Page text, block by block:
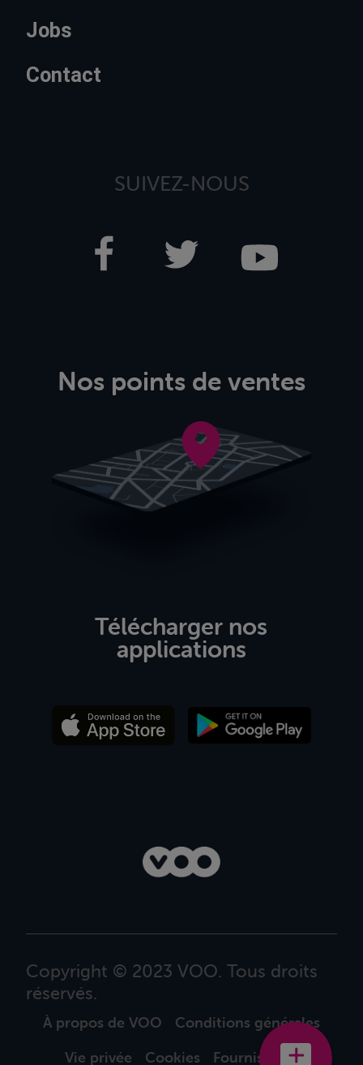
Jobs
Contact
SUIVEZ-NOUS
Nos points de ventes
Télécharger nos
applications
Copyright © 2023 VOO. Tous droits
réservés.
À propos de VOO
Conditions générales
Vie privée
Cookies Fournisseurs